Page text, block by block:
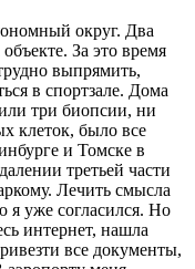
округ. Два
За это время
выпрямить,
в спортзале. Дома
три биопсии, ни
клеток, было все
и Томске в
третьей части
Лечить смысла
я уже согласился. Но
интернет, нашла
все документы,